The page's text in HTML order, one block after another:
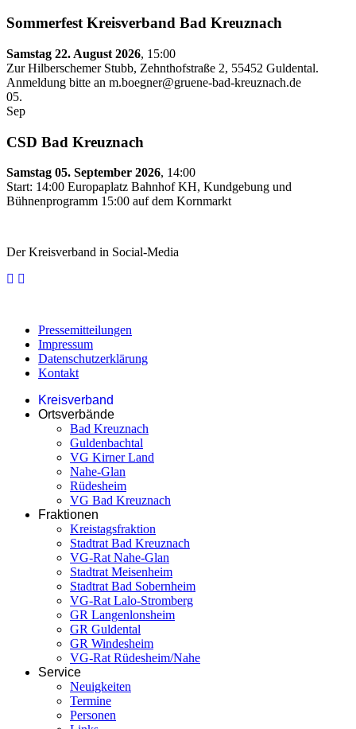
Sommerfest Kreisverband Bad Kreuznach
Samstag 22. August 2026, 15:00
Zur Hilberschemer Stubb, Zehnthofstraße 2, 55452 Guldental.
Anmeldung bitte an m.boegner@gruene-bad-kreuznach.de
05.
Sep
CSD Bad Kreuznach
Samstag 05. September 2026, 14:00
Start: 14:00 Europaplatz Bahnhof KH, Kundgebung und
Bühnenprogramm 15:00 auf dem Kornmarkt
Der Kreisverband in Social-Media
Pressemitteilungen
Impressum
Datenschutzerklärung
Kontakt
Kreisverband
Ortsverbände
Bad Kreuznach
Guldenbachtal
VG Kirner Land
Nahe-Glan
Rüdesheim
VG Bad Kreuznach
Fraktionen
Kreistagsfraktion
Stadtrat Bad Kreuznach
VG-Rat Nahe-Glan
Stadtrat Meisenheim
Stadtrat Bad Sobernheim
VG-Rat Lalo-Stromberg
GR Langenlonsheim
GR Guldental
GR Windesheim
VG-Rat Rüdesheim/Nahe
Service
Neuigkeiten
Termine
Personen